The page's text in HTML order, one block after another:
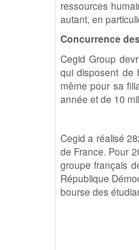
ressources
autant, en
Concurrence
Cegid Group
qui disposent de
même pour sa
année et de 10
Cegid a réalisé
de France. Pour
groupe français
République
bourse des